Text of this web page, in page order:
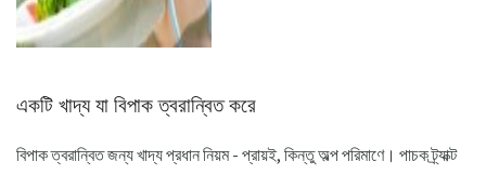
একটি খাদ্য যা বিপাক ত্বরান্বিত করে
বিপাক ত্বরান্বিত জন্য খাদ্য প্রধান নিয়ম - প্রায়ই, কিন্তু অল্প পরিমাণে। পাচক ট্র্যাক্ট